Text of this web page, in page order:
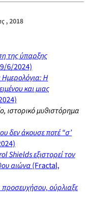
, 2018
της ύπαρξης
6/2024)
Ημερολόγια: Η
και μιας
ιστορικό μυθιστόρημα
δεν άκουσε ποτέ “σ’
Shields εξιστορεί τον
αιώνα(Fractal,
ούρλιαξε